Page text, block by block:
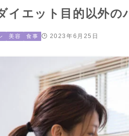
イエット目的以外の
美容 食事 2023年6月25日